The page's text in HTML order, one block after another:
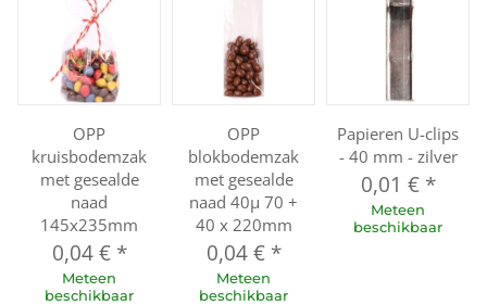
OPP
kruisbodemzak
met gesealde
naad
145x235mm
0,04 € *
Meteen
beschikbaar
OPP
blokbodemzak
met gesealde
naad 40µ 70 +
40 x 220mm
0,04 € *
Meteen
beschikbaar
Papieren U-clips
- 40 mm - zilver
0,01 € *
Meteen
beschikbaar